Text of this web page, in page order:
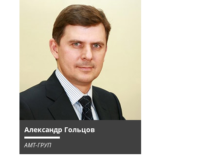
Александр Гольцов
АМТ-ГРУП